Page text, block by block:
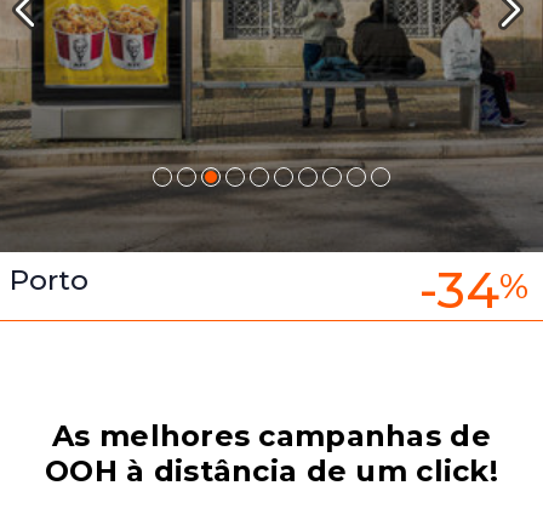
Porto -34%
As melhores campanhas de
OOH à distância de um click!